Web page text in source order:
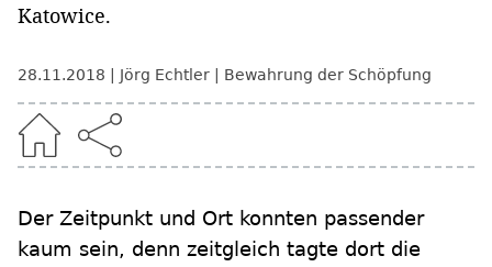
Katowice.
28.11.2018 Jörg Echtler Bewahrung der Schöpfung
Der Zeitpunkt und Ort konnten passender
kaum sein, denn zeitgleich tagte dort die